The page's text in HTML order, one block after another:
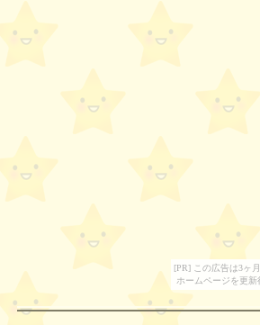
[PR] この広告は3ヶ
ホームページを更